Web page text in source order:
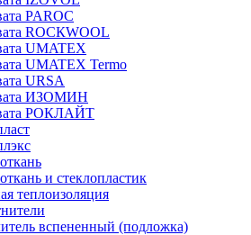
PAROC
ROCКWOOL
UMATEX
UMATEX Termo
URSA
ИЗОМИН
РОКЛАЙТ
и стеклопластик
теплоизоляция
вспененный (подложка)